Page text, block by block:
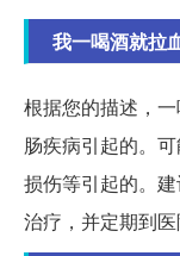
我一喝酒就拉
根据您的描述，
肠疾病引起的。
损伤等引起的。
治疗，并定期到医